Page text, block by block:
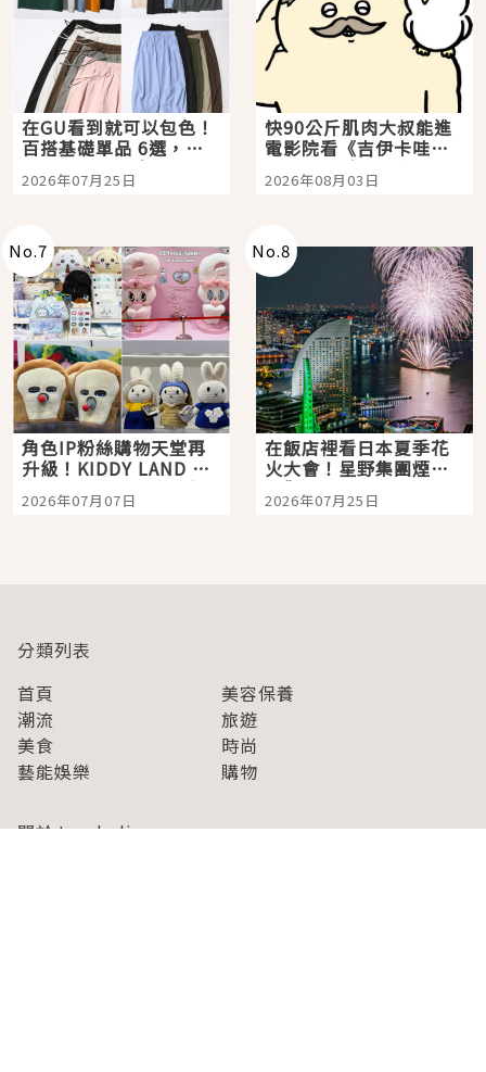
在GU看到就可以包色！
百搭基礎單品 6選，閉
眼全收也不心疼
2026年07月25日
快90公斤肌肉大叔能進
電影院看《吉伊卡哇》
嗎？日本重金屬樂團
「打首」會長與nagano
2026年08月03日
No.7
角色IP粉絲購物天堂再
升級！KIDDY LAND 原
宿店吉伊卡哇迎客，新
開幕 OMOKADO 店3分
2026年07月07日
No.8
在飯店裡看日本夏季花
火大會！星野集團煙火
景觀飯店6選，讓你不用
人擠人悠閒欣賞
2026年07月25日
分類列表
首頁
美容保養
潮流
旅遊
美食
時尚
藝能娛樂
購物
關於Japaholic